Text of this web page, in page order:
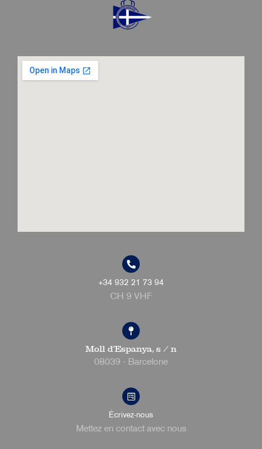
+34 932 21 73 94
CH 9 VHF
Moll d'Espanya, s / n
08039 - Barcelone
Écrivez-nous
Mettez en contact avec nous